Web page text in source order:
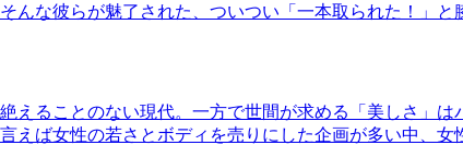
んな彼らが魅了された、ついつい「一本取られた！」と
えることのない現代。一方で世間が求める「美しさ」
えば女性の若さとボディを売りにした企画が多い中、